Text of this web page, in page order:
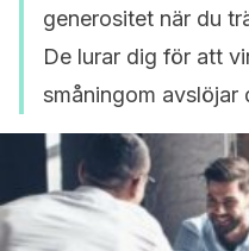
generositet när du
De lurar dig för att
småningom avslöjar